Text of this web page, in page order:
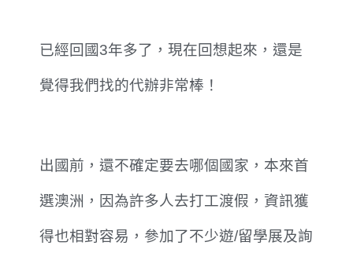
已經回國3年多了，現在回想起來，還是
覺得我們找的代辦非常棒！
出國前，還不確定要去哪個國家，本來首
選澳洲，因為許多人去打工渡假，資訊獲
得也相對容易，參加了不少遊/留學展及詢